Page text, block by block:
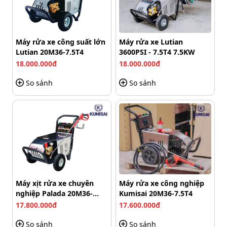
dầu nhớt, rêu mốc,... trên xe tải, xe ben, máy công trình
hay nền xưởng lâu ngày chưa vệ sinh.
Ứng dụng linh hoạt trong cuộc sống, ngành nghề
Máy rửa xe công suất lớn
Lutian 20M36-7.5T4
18.000.000đ
So sánh
Máy rửa xe Lutian
3600PSI - 7.5T4 7.5KW
18.000.000đ
So sánh
Máy xịt rửa xe chuyên
nghiệp Palada 20M36-
7.5T4
17.800.000đ
So sánh
Máy rửa xe công nghiệp
Kumisai 20M36-7.5T4
17.600.000đ
So sánh